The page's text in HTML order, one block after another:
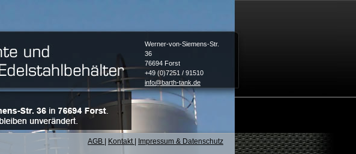
Werner-von-Siemens-Str.
36
76694 Forst
+49 (0)7251 / 91510
info@barth-tank.de
AGB Kontakt Impressum & Datenschutz